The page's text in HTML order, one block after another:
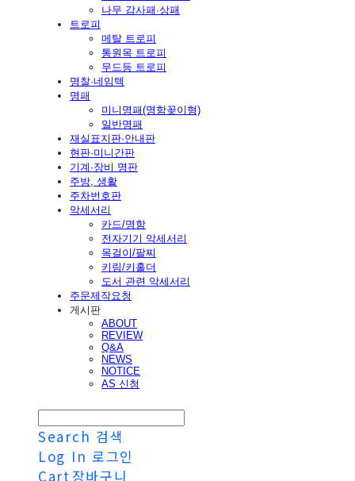
나무 감사패·상패
트로피
메탈 트로피
통원목 트로피
무드등 트로피
명찰·네임텍
명패
미니명패(명함꽂이형)
일반명패
재실표지판·안내판
현판·미니간판
기계·장비 명판
주방, 생활
주차번호판
악세서리
카드/명함
전자기기 악세서리
목걸이/팔찌
키링/키홀더
도서 관련 악세서리
주문제작요청
게시판
ABOUT
REVIEW
Q&A
NEWS
NOTICE
AS 신청
Search 검색
Log In 로그인
Cart 장바구니